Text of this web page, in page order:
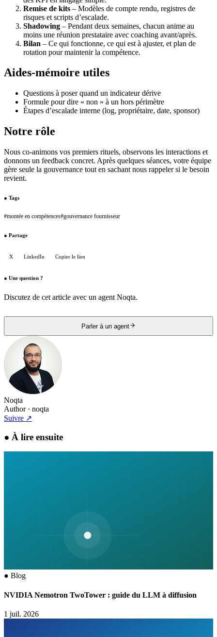
Remise de kits – Modèles de compte rendu, registres de
risques et scripts d’escalade.
Shadowing – Pendant deux semaines, chacun anime au
moins une réunion prestataire avec coaching avant/après.
Bilan – Ce qui fonctionne, ce qui est à ajuster, et plan de
rotation pour maintenir la compétence.
Aides-mémoire utiles
Questions à poser quand un indicateur dérive
Formule pour dire « non » à un hors périmètre
Étapes d’escalade interne (log, propriétaire, date, sponsor)
Notre rôle
Nous co-animons vos premiers rituels, observons les interactions et
donnons un feedback concret. Après quelques séances, votre équipe
gère seule la gouvernance tout en sachant nous rappeler si le besoin
revient.
● Tags
#montée en compétences#gouvernance fournisseur
● Partage
X LinkedIn Copier le lien
● Une question ?
Discutez de cet article avec un agent Noqta.
Parler à un agent
Noqta
Author· noqta
Suivre ↗
● À lire ensuite
● Blog
NVIDIA Nemotron TwoTower : guide du LLM à diffusion
1 juil. 2026